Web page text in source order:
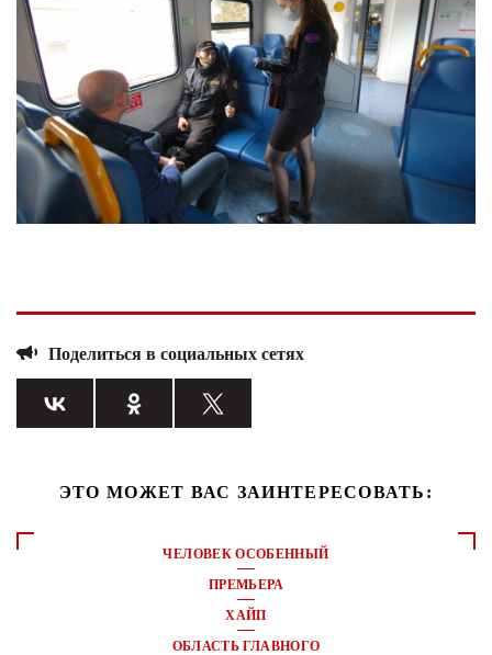
Поделиться в социальных сетях
ЭТО МОЖЕТ ВАС ЗАИНТЕРЕСОВАТЬ:
ЧЕЛОВЕК ОСОБЕННЫЙ
ПРЕМЬЕРА
ХАЙП
ОБЛАСТЬ ГЛАВНОГО